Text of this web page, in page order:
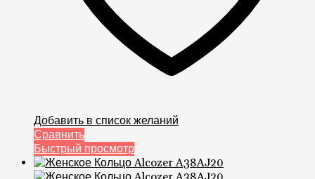
Добавить в список желаний
Сравнить
Быстрый просмотр